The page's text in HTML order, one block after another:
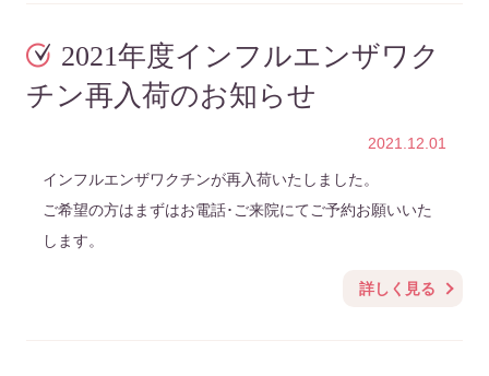
2021年度インフルエンザワク
チン再入荷のお知らせ
2021.12.01
インフルエンザワクチンが再入荷いたしました。
ご希望の方はまずはお電話･ご来院にてご予約お願いいた
します。
詳しく見る